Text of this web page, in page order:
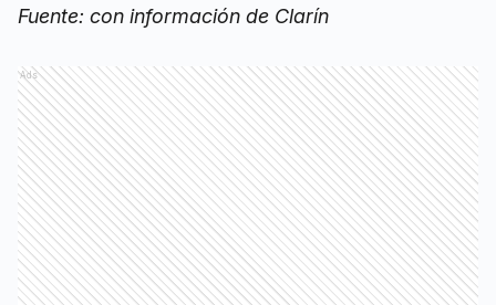
Fuente: con información de Clarín
Ads